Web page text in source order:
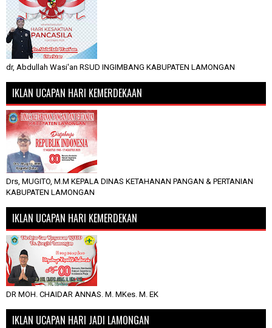
dr, Abdullah Wasi'an RSUD INGIMBANG KABUPATEN LAMONGAN
IKLAN UCAPAN HARI KEMERDEKAAN
Drs, MUGITO, M.M KEPALA DINAS KETAHANAN PANGAN & PERTANIAN
KABUPATEN LAMONGAN
IKLAN UCAPAN HARI KEMERDEKAN
DR MOH. CHAIDAR ANNAS. M. MKes. M. EK
IKLAN UCAPAN HARI JADI LAMONGAN